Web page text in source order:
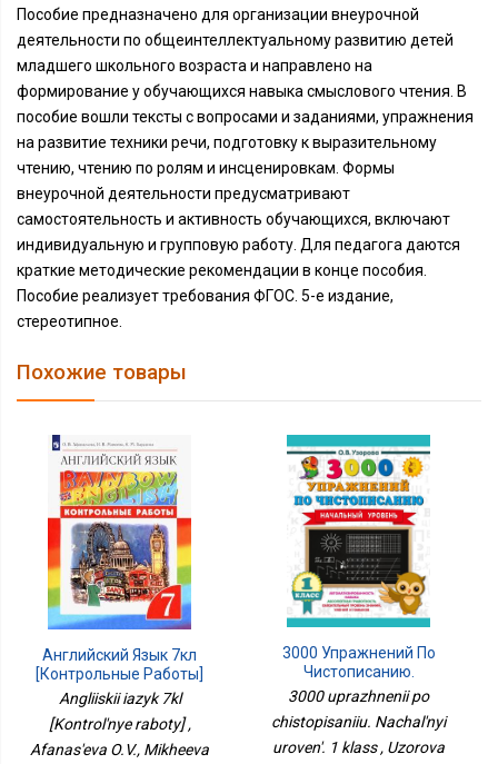
Пособие предназначено для организации внеурочной
деятельности по общеинтеллектуальному развитию детей
младшего школьного возраста и направлено на
формирование у обучающихся навыка смыслового чтения. В
пособие вошли тексты с вопросами и заданиями, упражнения
на развитие техники речи, подготовку к выразительному
чтению, чтению по ролям и инсценировкам. Формы
внеурочной деятельности предусматривают
самостоятельность и активность обучающихся, включают
индивидуальную и групповую работу. Для педагога даются
краткие методические рекомендации в конце пособия.
Пособие реализует требования ФГОС. 5-е издание,
стереотипное.
Похожие товары
Английский Язык 7кл
[Контрольные Работы]
Angliiskii iazyk 7kl
[Kontrol'nye raboty] ,
Afanas'eva O.V., Mikheeva
3000 Упражнений По
Чистописанию.
Начальный Уровень. 1
Класс
3000 uprazhnenii po
chistopisaniiu. Nachal'nyi
uroven'. 1 klass , Uzorova